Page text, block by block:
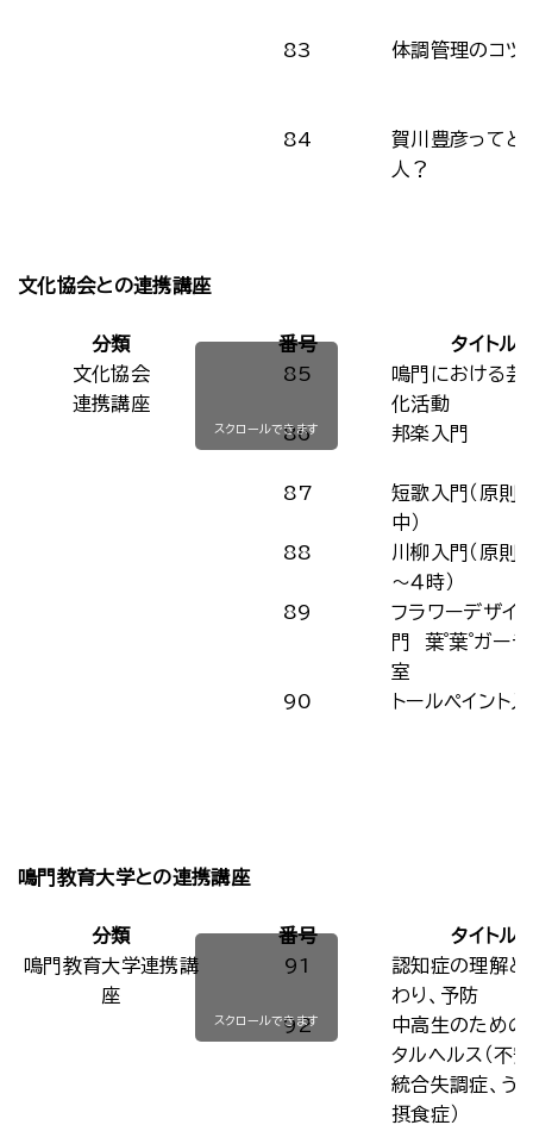
83 体調管理のコツ
84
賀川豊彦ってど
人？
文化協会との連携講座
分類 番号
タイトル
文化協会
連携講座
85
鳴門における芸
化活動
86
邦楽入門
87
短歌入門（原則
中）
88
川柳入門（原則
～４時）
89
フラワーデザイ
門 葉゜葉゜ガー
室
90
トールペイント
スクロールできます
鳴門教育大学との連携講座
分類 番号
タイトル
鳴門教育大学連携講
座
91
認知症の理解と
わり、予防
92
中高生のための
タルヘルス（不
統合失調症、う
摂食症）
スクロールできます